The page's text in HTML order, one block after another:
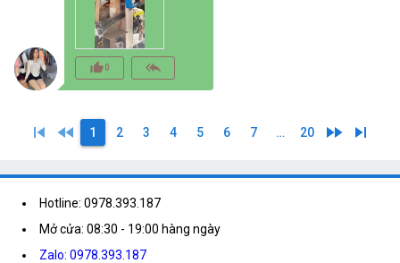
thumb_up_alt0 reply_all
skip_previous fast_rewind 1 2 3 4 5 6 7 … 20 fast_forward skip_next
Hotline: 0978.393.187
Mở cửa: 08:30 - 19:00 hàng ngày
Zalo: 0978.393.187